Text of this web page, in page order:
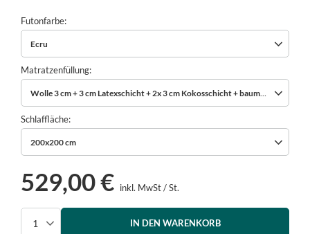
Futonfarbe
Ecru
Matratzenfüllung
Wolle 3 cm + 3 cm Latexschicht + 2x 3 cm Kokosschicht + baumwollvlies
Schlaffläche
200x200 cm
529,00 € inkl. MwSt/St.
IN DEN WARENKORB